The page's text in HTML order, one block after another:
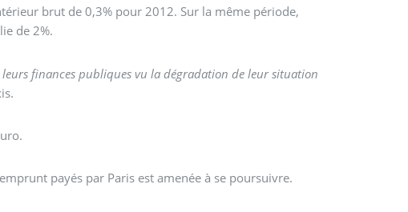
brut de 0,3% pour 2012. Sur la même période,
de 2%.
leurs finances publiques vu la dégradation de leur situation
payés par Paris est amenée à se poursuivre.